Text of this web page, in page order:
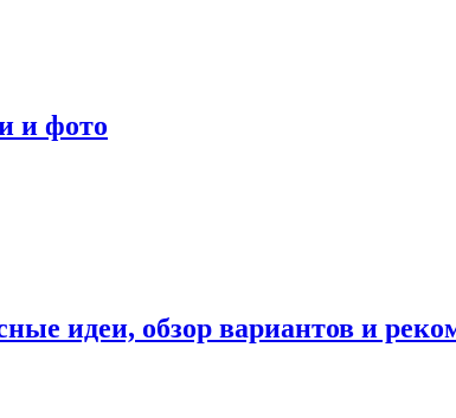
и фото
идеи, обзор вариантов и